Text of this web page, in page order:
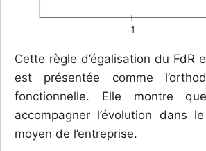
Cette règle d’égalisation du FdR
est présentée comme
fonctionnelle. Elle montre
accompagner l’évolution dans
moyen de l’entreprise.